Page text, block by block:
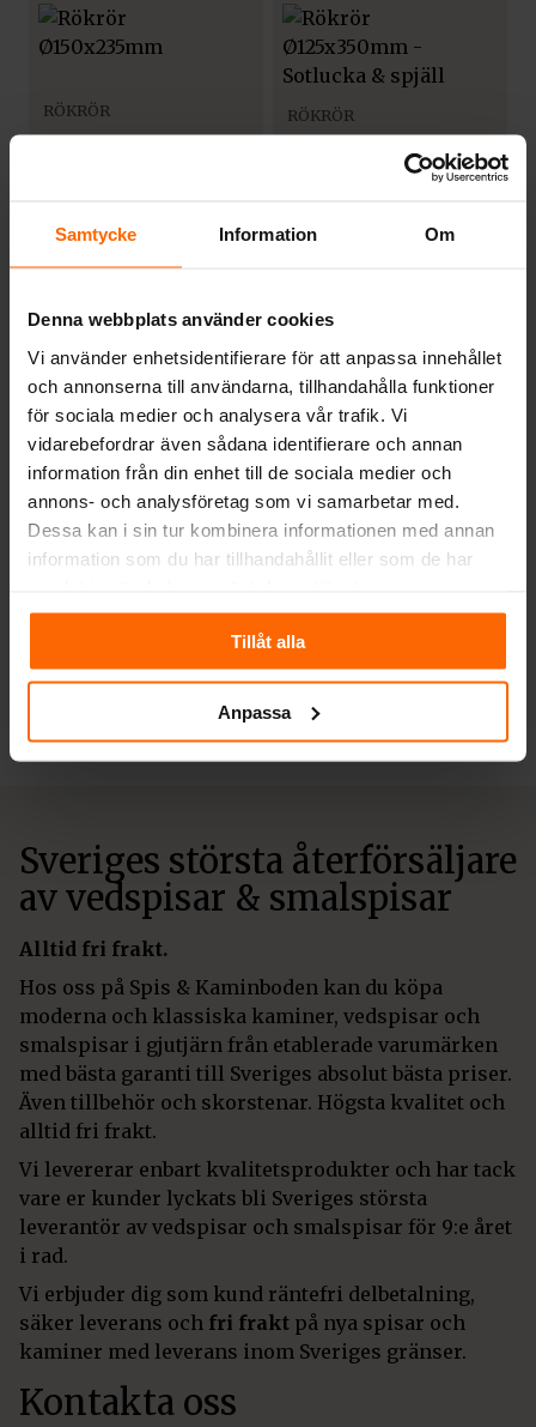
Samtycke Information Om
Denna webbplats använder cookies
Vi använder enhetsidentifierare för att anpassa innehållet
och annonserna till användarna, tillhandahålla funktioner
för sociala medier och analysera vår trafik. Vi
vidarebefordrar även sådana identifierare och annan
information från din enhet till de sociala medier och
annons- och analysföretag som vi samarbetar med.
Dessa kan i sin tur kombinera informationen med annan
information som du har tillhandahållit eller som de har
Tillåt alla
Anpassa
RÖKRÖR RÖKRÖR
Ø125x350mm –
Sotlucka & spjäll
1 244
RÖKRÖR
Rökrör Ø150 –
Vinklad 1×15°
916kr
RÖKRÖR
Rökrör
Ø125x310mm
588kr
1 053kr
Sveriges största återförsäljare
av vedspisar & smalspisar
Alltid fri frakt.
Hos oss på Spis & Kaminboden kan du köpa
moderna och klassiska kaminer, vedspisar och
smalspisar i gjutjärn från etablerade varumärken
med bästa garanti till Sveriges absolut bästa priser.
Även tillbehör och skorstenar. Högsta kvalitet och
alltid fri frakt.
Vi levererar enbart kvalitetsprodukter och har tack
vare er kunder lyckats bli Sveriges största
leverantör av vedspisar och smalspisar för 9:e året
i rad.
Vi erbjuder dig som kund räntefri delbetalning,
säker leverans och fri frakt på nya spisar och
kaminer med leverans inom Sveriges gränser.
Kontakta oss